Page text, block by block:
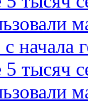
с начала
5 тысяч